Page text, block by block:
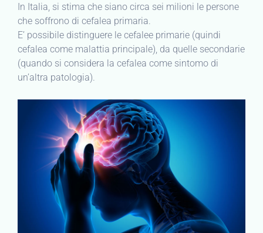
In Italia, si stima che siano circa sei milioni le persone
che soffrono di cefalea primaria.
E’ possibile distinguere le cefalee primarie (quindi
cefalea come malattia principale), da quelle secondarie
(quando si considera la cefalea come sintomo di
un’altra patologia).